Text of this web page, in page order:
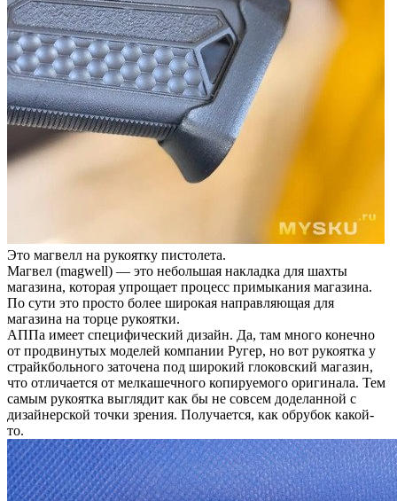
Это магвелл на рукоятку пистолета.
Магвел (magwell) — это небольшая накладка для шахты
магазина, которая упрощает процесс примыкания магазина.
По сути это просто более широкая направляющая для
магазина на торце рукоятки.
АППа имеет специфический дизайн. Да, там много конечно
от продвинутых моделей компании Ругер, но вот рукоятка у
страйкбольного заточена под широкий глоковский магазин,
что отличается от мелкашечного копируемого оригинала. Тем
самым рукоятка выглядит как бы не совсем доделанной с
дизайнерской точки зрения. Получается, как обрубок какой-
то.